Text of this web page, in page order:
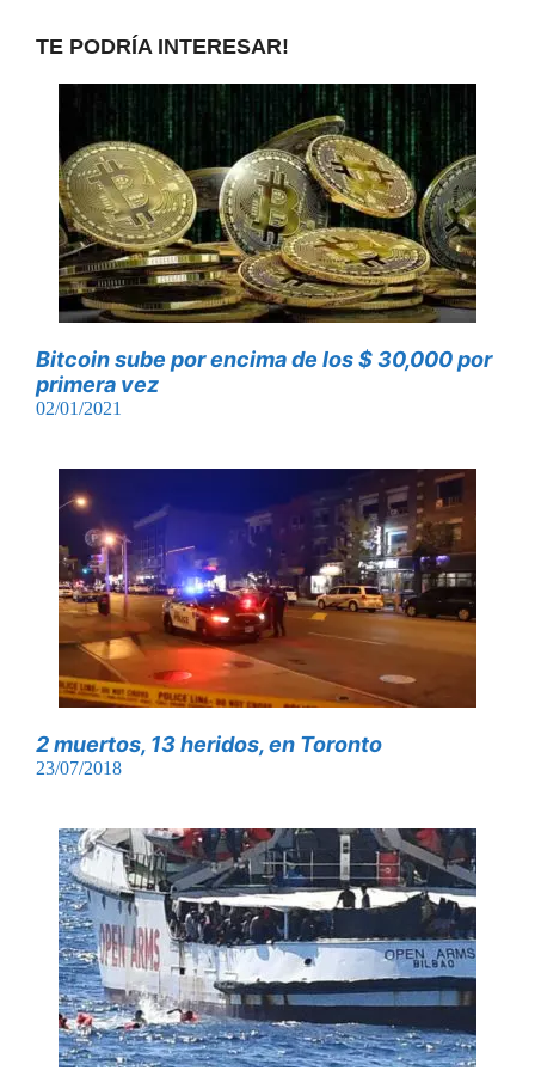
TE PODRÍA INTERESAR!
Bitcoin sube por encima de los $ 30,000 por
primera vez
02/01/2021
2 muertos, 13 heridos, en Toronto
23/07/2018